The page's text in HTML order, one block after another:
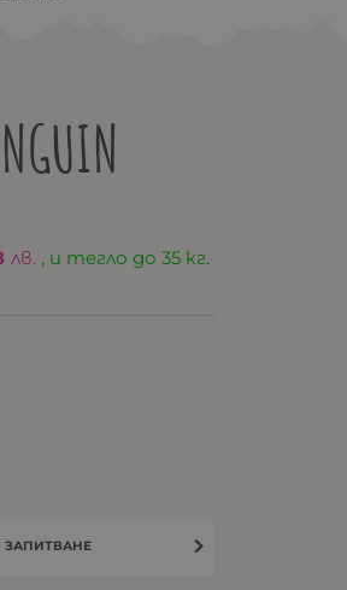
лв. , и тегло до 35 кг.
ЗАПИТВАНЕ